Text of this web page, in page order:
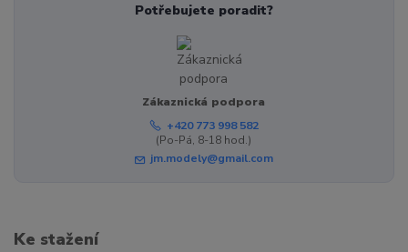
Potřebujete poradit?
Zákaznická podpora
+420 773 998 582
(Po-Pá, 8-18 hod.)
jm.modely@gmail.com
Ke stažení